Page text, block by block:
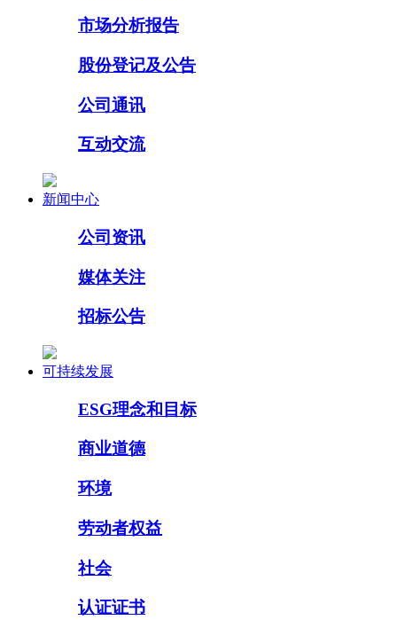
市场分析报告
股份登记及公告
公司通讯
互动交流
新闻中心
公司资讯
媒体关注
招标公告
可持续发展
ESG理念和目标
商业道德
环境
劳动者权益
社会
认证证书